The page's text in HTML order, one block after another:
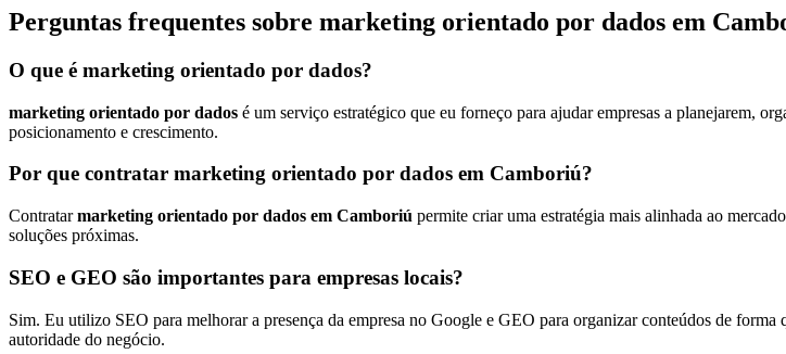
Perguntas frequentes sobre marketing orientado por dados em
O que é marketing orientado por dados?
marketing orientado por dados é um serviço estratégico que eu forneço para ajudar empresas a planejarem,
posicionamento e crescimento.
Por que contratar marketing orientado por dados em Camboriú?
Contratarmarketing orientado por dados em Camboriú permite criar uma estratégia mais alinhada ao
soluções próximas.
SEO e GEO são importantes para empresas locais?
Sim. Eu utilizo SEO para melhorar a presença da empresa no Google e GEO para organizar conteúdos de
autoridade do negócio.